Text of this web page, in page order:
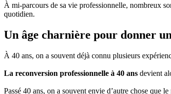
À mi-parcours de sa vie professionnelle, nombreux
quotidien.
Un âge charnière pour donner
À 40 ans, on a souvent déjà connu plusieurs
La reconversion professionnelle à 40 ans devient
Passé 40 ans, on a souvent envie d’autre chose que